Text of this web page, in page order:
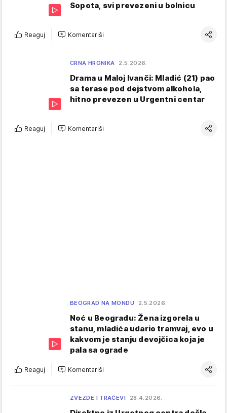
Sopota, svi prevezeni u bolnicu
Reaguj Komentariši
CRNA HRONIKA 2.5.2026.
Drama u Maloj Ivanči: Mladić (21) pao
sa terase pod dejstvom alkohola,
hitno prevezen u Urgentni centar
Reaguj Komentariši
BEOGRAD NA MONDU 2.5.2026.
Noć u Beogradu: Žena izgorela u
stanu, mladića udario tramvaj, evo u
kakvom je stanju devojčica koja je
pala sa ograde
Reaguj Komentariši
ZVEZDE I TRAČEVI 28.4.2026.